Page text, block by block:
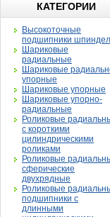
КАТЕГОРИИ
Высокоточные
подшипники
Шариковые
радиальные
Шариковые
упорные
Шариковые упорные
Шариковые упорно-
радиальные
Роликовые
с короткими
цилиндрическими
роликами
Роликовые
сферические
двухрядные
Роликовые
подшипники с
длинными